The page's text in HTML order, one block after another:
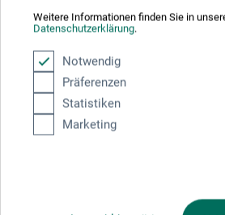
Weitere Informationen finden Sie in
Datenschutzerklärung.
Notwendig
Präferenzen
Statistiken
Marketing
Schreiben Sie die erste Bewertung